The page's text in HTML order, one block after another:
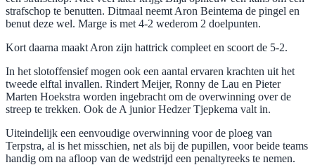
strafschop te benutten. Ditmaal neemt Aron Beintema de pingel en
benut deze wel. Marge is met 4-2 wederom 2 doelpunten.
Kort daarna maakt Aron zijn hattrick compleet en scoort de 5-2.
In het slotoffensief mogen ook een aantal ervaren krachten uit het
tweede elftal invallen. Rindert Meijer, Ronny de Lau en Pieter
Marten Hoekstra worden ingebracht om de overwinning over de
streep te trekken. Ook de A junior Hedzer Tjepkema valt in.
Uiteindelijk een eenvoudige overwinning voor de ploeg van
Terpstra, al is het misschien, net als bij de pupillen, voor beide teams
handig om na afloop van de wedstrijd een penaltyreeks te nemen.